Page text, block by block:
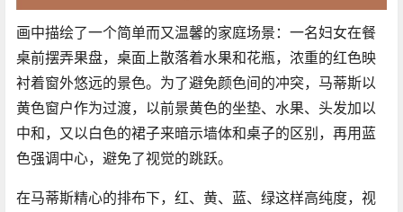
画中描绘了一个简单而又温馨的家庭场景：一名妇女在餐
桌前摆弄果盘，桌面上散落着水果和花瓶，浓重的红色映
衬着窗外悠远的景色。为了避免颜色间的冲突，马蒂斯以
黄色窗户作为过渡，以前景黄色的坐垫、水果、头发加以
中和，又以白色的裙子来暗示墙体和桌子的区别，再用蓝
色强调中心，避免了视觉的跳跃。
在马蒂斯精心的排布下，红、黄、蓝、绿这样高纯度，视